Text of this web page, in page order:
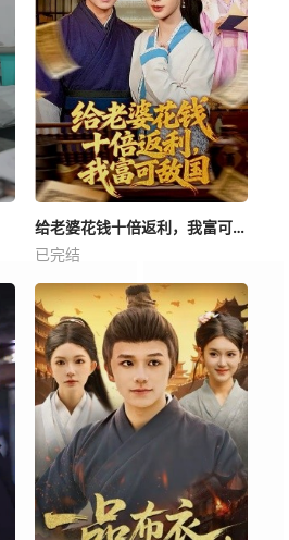
给老婆花钱十倍返利，我富可敌国
已完结